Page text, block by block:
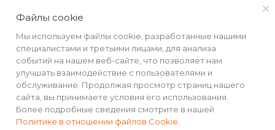
2026 © Интернет-магазин MiMall® • Не является публичной
Файлы cookie
Мы используем файлы cookie, разработанные нашими
специалистами и третьими лицами, для анализа
событий на нашем веб-сайте, что позволяет нам
улучшать взаимодействие с пользователями и
обслуживание. Продолжая просмотр страниц нашего
сайта, вы принимаете условия его использования.
Более подробные сведения смотрите в нашей
Политике в отношении файлов Cookie